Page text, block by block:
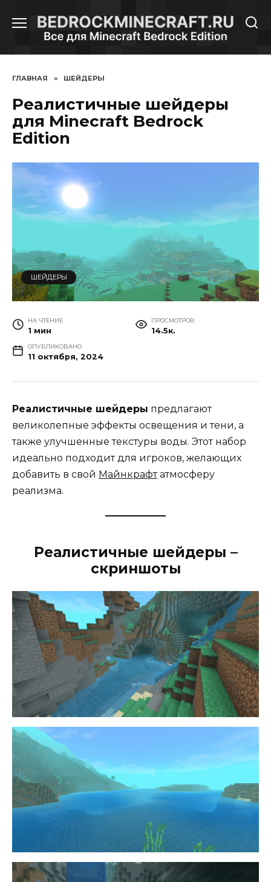
содержанию
ГЛАВНАЯ » ШЕЙДЕРЫ
Реалистичные шейдеры
для Minecraft Bedrock
Edition
ШЕЙДЕРЫ
НА ЧТЕНИЕ
1 мин
ПРОСМОТРОВ
14.5к.
ОПУБЛИКОВАНО
11 октября, 2024
Реалистичные шейдеры предлагают
великолепные эффекты освещения и тени, а
также улучшенные текстуры воды. Этот набор
идеально подходит для игроков, желающих
добавить в свой Майнкрафтатмосферу
реализма.
Реалистичные шейдеры –
скриншоты